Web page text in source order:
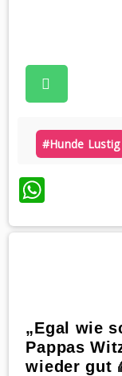
#hunde Lustig
„Egal wie
Pappas
wieder gut